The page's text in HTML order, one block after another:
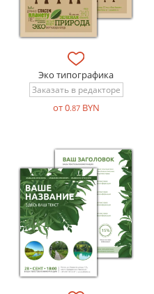
Эко типографика
Заказать в редакторе
от 0.87BYN